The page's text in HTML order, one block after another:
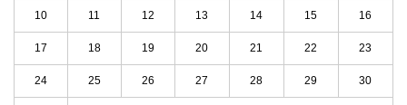
10 11 12 13 14 15 16
17 18 19 20 21 22 23
24 25 26 27 28 29 30